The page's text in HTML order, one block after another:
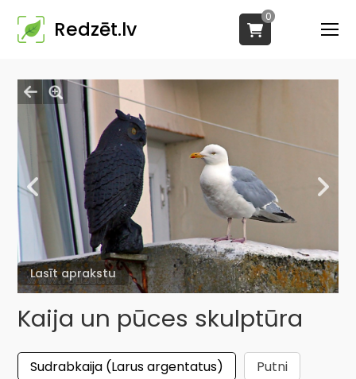
Redzēt.lv
0
Lasīt aprakstu
Kaija un pūces skulptūra
Sudrabkaija (Larus argentatus)
Putni